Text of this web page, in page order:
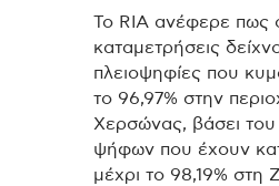
Το RIA ανέφερε πως
καταμετρήσεις
πλειοψηφίες που
το 96,97% στην
Χερσώνας, βάσει του
ψήφων που έχουν
μέχρι το 98,19% στη